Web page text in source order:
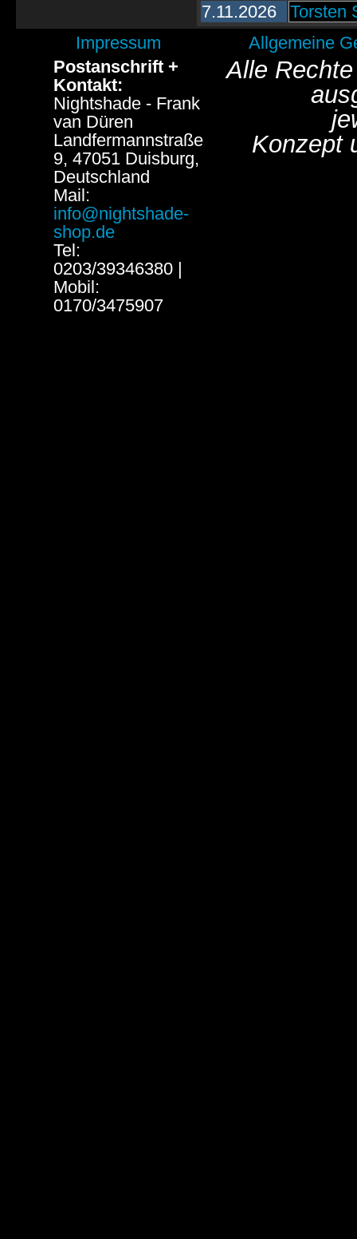
7.11.2026
Torsten
Impressum
Allgemeine
Postanschrift +
Kontakt:
Nightshade - Frank
van Düren
Landfermannstraße
9, 47051 Duisburg,
Deutschland
Mail:
info@nightshade-
shop.de
Tel:
0203/39346380 |
Mobil:
0170/3475907
Alle
Konzept